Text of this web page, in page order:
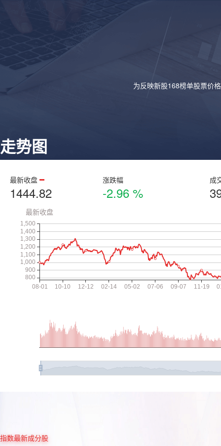
为反映新股168榜单股票价
走势图
最新收盘
1444.82
涨跌幅
-2.96 %
成
指数最新成分股